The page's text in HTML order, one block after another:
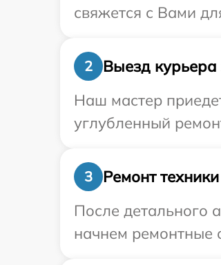
свяжется с Вами
2
Выезд курьера
Наш мастер
углубленный
3
Ремонт техники
После детального
начнем ремонтные